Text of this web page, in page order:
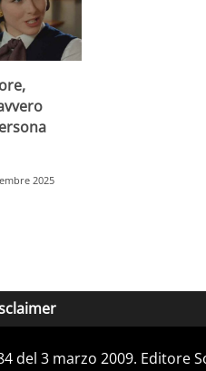
2025
3 marzo 2009. Editore